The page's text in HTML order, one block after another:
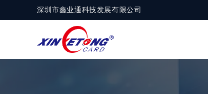
深圳市鑫业通科技发展有限公司